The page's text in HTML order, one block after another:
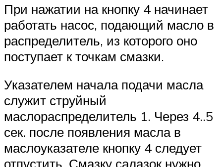
При нажатии на кнопку 4 начинает
работать насос, подающий масло в
распределитель, из которого оно
поступает к точкам смазки.
Указателем начала подачи масла
служит струйный
маслораспределитель 1. Через 4..5
сек. после появления масла в
маслоуказателе кнопку 4 следует
отпустить. Смазку салазок нужно